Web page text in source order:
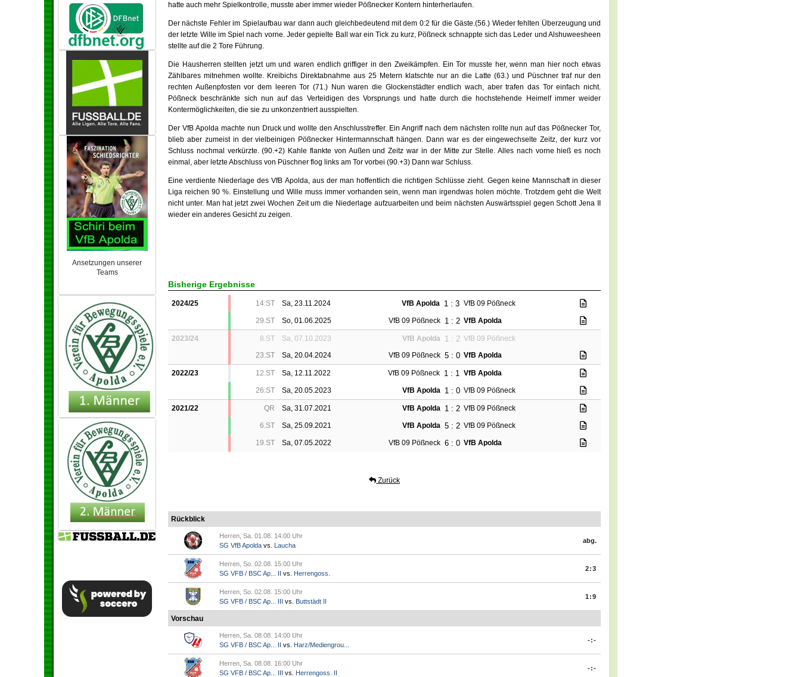
Ansetzungen unserer
Teams
hatte auch mehr Spielkontrolle, musste aber immer wieder Pößnecker Kontern hinterherlaufen.
Der nächste Fehler im Spielaufbau war dann auch gleichbedeutend mit dem 0:2 für die Gäste.(56.) Wieder fehlten Überzeugung und
der letzte Wille im Spiel nach vorne. Jeder gepielte Ball war ein Tick zu kurz, Pößneck schnappte sich das Leder und Alshuweesheen
stellte auf die 2 Tore Führung.
Die Hausherren stellten jetzt um und waren endlich griffiger in den Zweikämpfen. Ein Tor musste her, wenn man hier noch etwas
Zählbares mitnehmen wollte. Kreibichs Direktabnahme aus 25 Metern klatschte nur an die Latte (63.) und Püschner traf nur den
rechten Außenpfosten vor dem leeren Tor (71.) Nun waren die Glockenstädter endlich wach, aber trafen das Tor einfach nicht.
Pößneck beschränkte sich nun auf das Verteidigen des Vorsprungs und hatte durch die hochstehende Heimelf immer weider
Kontermöglichkeiten, die sie zu unkonzentriert ausspielten.
Der VfB Apolda machte nun Druck und wollte den Anschlusstreffer. Ein Angriff nach dem nächsten rollte nun auf das Pößnecker Tor,
blieb aber zumeist in der vielbeinigen Pößnecker Hintermannschaft hängen. Dann war es der eingewechselte Zeitz, der kurz vor
Schluss nochmal verkürzte. (90.+2) Kahle flankte von Außen und Zeitz war in der Mitte zur Stelle. Alles nach vorne hieß es noch
einmal, aber letzte Abschluss von Püschner flog links am Tor vorbei (90.+3) Dann war Schluss.
Eine verdiente Niederlage des VfB Apolda, aus der man hoffentlich die richtigen Schlüsse zieht. Gegen keine Mannschaft in dieser
Liga reichen 90 %. Einstellung und Wille muss immer vorhanden sein, wenn man irgendwas holen möchte. Trotzdem geht die Welt
nicht unter. Man hat jetzt zwei Wochen Zeit um die Niederlage aufzuarbeiten und beim nächsten Auswärtsspiel gegen Schott Jena II
wieder ein anderes Gesicht zu zeigen.
Bisherige Ergebnisse
2024/25 14.ST Sa, 23.11.2024 VfB Apolda 1 : 3 VfB 09 Pößneck
29.ST So, 01.06.2025 VfB 09 Pößneck 1 : 2 VfB Apolda
2023/24 8.ST Sa, 07.10.2023 VfB Apolda 1 : 2 VfB 09 Pößneck
23.ST
Sa, 20.04.2024 VfB 09 Pößneck 5 : 0 VfB Apolda
2022/23 12.ST Sa, 12.11.2022 VfB 09 Pößneck 1 : 1 VfB Apolda
26.ST Sa, 20.05.2023 VfB Apolda 1 : 0 VfB 09 Pößneck
2021/22 QR Sa, 31.07.2021 VfB Apolda 1 : 2 VfB 09 Pößneck
6.ST Sa, 25.09.2021 VfB Apolda 5 : 2 VfB 09 Pößneck
19.ST Sa, 07.05.2022 VfB 09 Pößneck 6 : 0 VfB Apolda
Zurück
Rückblick
Herren, Sa. 01.08. 14:00 Uhr
SG VfB Apolda vs. Laucha
abg.
Herren, So. 02.08. 15:00 Uhr
SG VFB / BSC Ap... II vs. Herrengoss.
2:3
Herren, So. 02.08. 15:00 Uhr
SG VFB / BSC Ap... III vs. Buttstädt II
1:9
Vorschau
Herren, Sa. 08.08. 14:00 Uhr
SG VFB / BSC Ap... II vs. Harz/Mediengrou...
-:-
Herren, Sa. 08.08. 16:00 Uhr
SG VFB / BSC Ap... III vs. Herrengoss. II
-:-